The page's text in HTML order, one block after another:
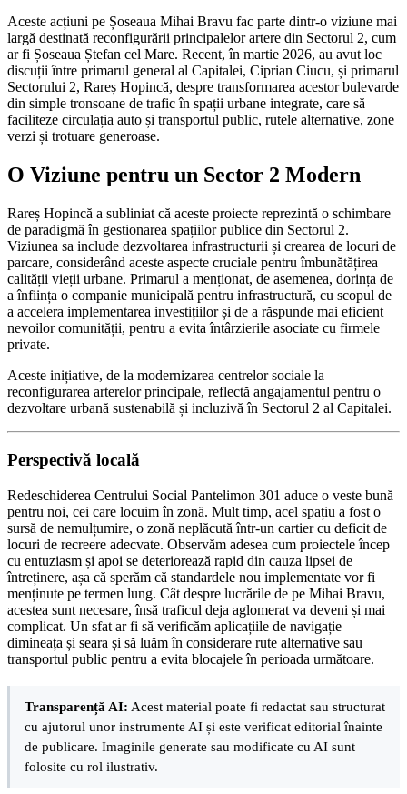
Aceste acțiuni pe Șoseaua Mihai Bravu fac parte dintr-o viziune mai
largă destinată reconfigurării principalelor artere din Sectorul 2, cum
ar fi Șoseaua Ștefan cel Mare. Recent, în martie 2026, au avut loc
discuții între primarul general al Capitalei, Ciprian Ciucu, și primarul
Sectorului 2, Rareș Hopincă, despre transformarea acestor bulevarde
din simple tronsoane de trafic în spații urbane integrate, care să
faciliteze circulația auto și transportul public, rutele alternative, zone
verzi și trotuare generoase.
O Viziune pentru un Sector 2 Modern
Rareș Hopincă a subliniat că aceste proiecte reprezintă o schimbare
de paradigmă în gestionarea spațiilor publice din Sectorul 2.
Viziunea sa include dezvoltarea infrastructurii și crearea de locuri de
parcare, considerând aceste aspecte cruciale pentru îmbunătățirea
calității vieții urbane. Primarul a menționat, de asemenea, dorința de
a înființa o companie municipală pentru infrastructură, cu scopul de
a accelera implementarea investițiilor și de a răspunde mai eficient
nevoilor comunității, pentru a evita întârzierile asociate cu firmele
private.
Aceste inițiative, de la modernizarea centrelor sociale la
reconfigurarea arterelor principale, reflectă angajamentul pentru o
dezvoltare urbană sustenabilă și incluzivă în Sectorul 2 al Capitalei.
Perspectivă locală
Redeschiderea Centrului Social Pantelimon 301 aduce o veste bună
pentru noi, cei care locuim în zonă. Mult timp, acel spațiu a fost o
sursă de nemulțumire, o zonă neplăcută într-un cartier cu deficit de
locuri de recreere adecvate. Observăm adesea cum proiectele încep
cu entuziasm și apoi se deteriorează rapid din cauza lipsei de
întreținere, așa că sperăm că standardele nou implementate vor fi
menținute pe termen lung. Cât despre lucrările de pe Mihai Bravu,
acestea sunt necesare, însă traficul deja aglomerat va deveni și mai
complicat. Un sfat ar fi să verificăm aplicațiile de navigație
dimineața și seara și să luăm în considerare rute alternative sau
transportul public pentru a evita blocajele în perioada următoare.
Transparență AI: Acest material poate fi redactat sau structurat
cu ajutorul unor instrumente AI și este verificat editorial înainte
de publicare. Imaginile generate sau modificate cu AI sunt
folosite cu rol ilustrativ.